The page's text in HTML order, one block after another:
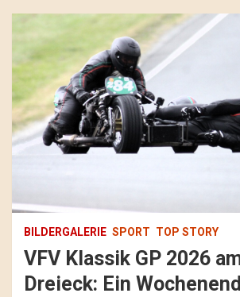
BILDERGALERIE SPORT TOP STORY
VFV Klassik GP 2026
Dreieck: Ein